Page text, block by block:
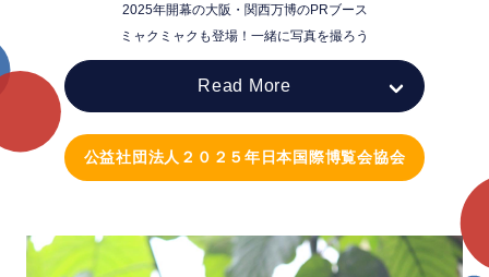
2025年開幕の大阪・関西万博のPRブース
ミャクミャクも登場！一緒に写真を撮ろう
Read More
公益社団法人２０２５年日本国際博覧会協会